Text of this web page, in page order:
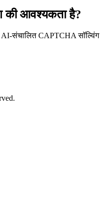
की आवश्यकता है?
संचालित CAPTCHA सॉल्विंग